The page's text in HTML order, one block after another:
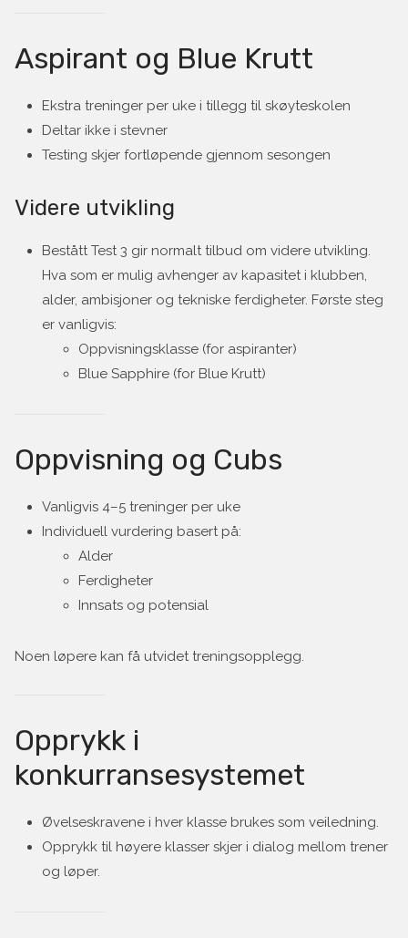
Aspirant og Blue Krutt
Ekstra treninger per uke i tillegg til skøyteskolen
Deltar ikke i stevner
Testing skjer fortløpende gjennom sesongen
Videre utvikling
Bestått Test 3 gir normalt tilbud om videre utvikling.
Hva som er mulig avhenger av kapasitet i klubben,
alder, ambisjoner og tekniske ferdigheter. Første steg
er vanligvis:
Oppvisningsklasse (for aspiranter)
Blue Sapphire (for Blue Krutt)
Oppvisning og Cubs
Vanligvis 4–5 treninger per uke
Individuell vurdering basert på:
Alder
Ferdigheter
Innsats og potensial
Noen løpere kan få utvidet treningsopplegg.
Opprykk i
konkurransesystemet
Øvelseskravene i hver klasse brukes som veiledning.
Opprykk til høyere klasser skjer i dialog mellom trener
og løper.